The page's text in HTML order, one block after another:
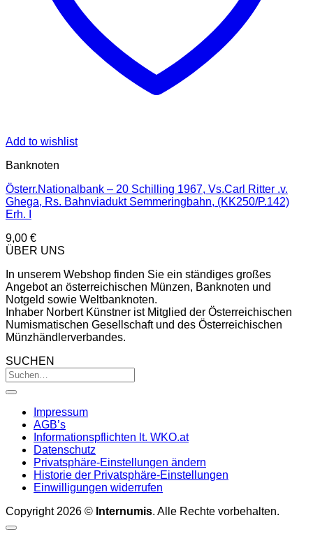
Add to wishlist
Banknoten
Österr.Nationalbank – 20 Schilling 1967, Vs.Carl Ritter .v.
Ghega, Rs. Bahnviadukt Semmeringbahn, (KK250/P.142)
Erh. I
9,00 €
ÜBER UNS
In unserem Webshop finden Sie ein ständiges großes
Angebot an österreichischen Münzen, Banknoten und
Notgeld sowie Weltbanknoten.
Inhaber Norbert Künstner ist Mitglied der Österreichischen
Numismatischen Gesellschaft und des Österreichischen
Münzhändlerverbandes.
SUCHEN
Impressum
AGB’s
Informationspflichten lt. WKO.at
Datenschutz
Privatsphäre-Einstellungen ändern
Historie der Privatsphäre-Einstellungen
Einwilligungen widerrufen
Copyright 2026 © Internumis. Alle Rechte vorbehalten.